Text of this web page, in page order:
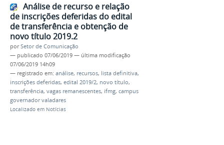
Análise de recurso e relação
de inscrições deferidas do edital
de transferência e obtenção de
novo título 2019.2
porSetor de Comunicação
— publicado 07/06/2019 — última modificação
07/06/2019 14h09
— registrado em: análise, recursos, lista definitiva,
inscrições deferidas, edital 2019/2, novo título,
transferência, vagas remanescentes, ifmg, campus
governador valadares
Localizado em Notícias